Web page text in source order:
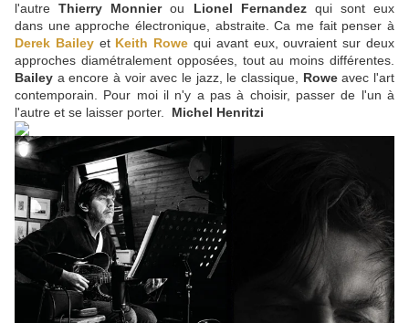
l'autreThierry Monnierou Lionel Fernandezqui sont eux
dans une approche électronique, abstraite. Ca me fait penser à
Derek BaileyetKeith Rowe qui avant eux, ouvraient sur deux
approches diamétralement opposées, tout au moins différentes.
Bailey a encore à voir avec le jazz, le classique, Roweavec l'art
contemporain. Pour moi il n'y a pas à choisir, passer de l'un à
l'autre et se laisser porter. Michel Henritzi